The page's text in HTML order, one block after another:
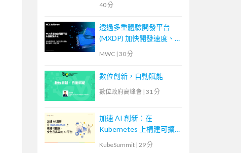
40 分
透過多重體驗開發平台
(MXDP) 加快開發速度、
強化使用者體驗
MWC | 30 分
數位創新，自動賦能
數位政府高峰會 | 31 分
加速 AI 創新：在
Kubernetes 上構建可擴
展、安全且高效的 AI 平
KubeSummit | 29 分